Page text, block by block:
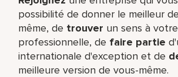
possibilité de donner le meilleur
même,​ de trouver un sens à
professionnelle, de faire partie
internationale​ d'exception et de
meilleure version de vous-même.